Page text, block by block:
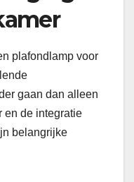
plafondlamp voor
gaan dan alleen
en de integratie
belangrijke